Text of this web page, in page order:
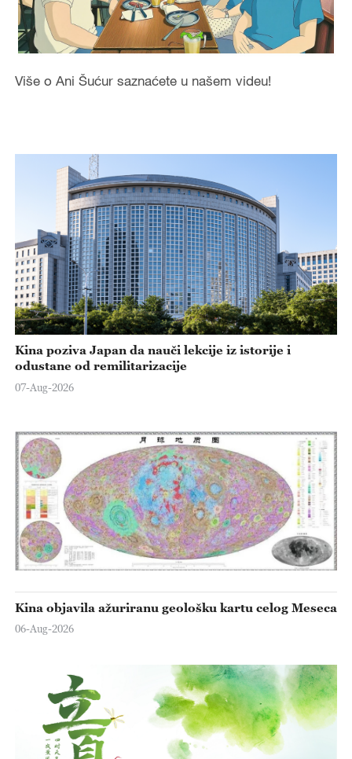
Više o Ani Šućur saznaćete u našem videu!
Kina poziva Japan da nauči lekcije iz istorije i
odustane od remilitarizacije
07-Aug-2026
Kina objavila ažuriranu geološku kartu celog Meseca
06-Aug-2026